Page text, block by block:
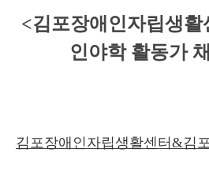
<김포장애인자립생
인야학 활동가
김포장애인자립생활센터&김